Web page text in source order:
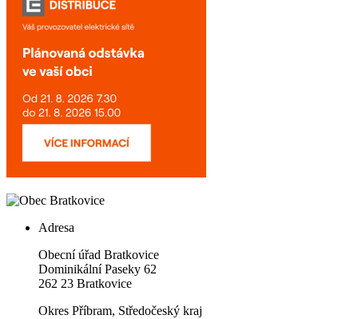
Adresa
Obecní úřad Bratkovice
Dominikální Paseky 62
262 23 Bratkovice
Okres Příbram, Středočeský kraj